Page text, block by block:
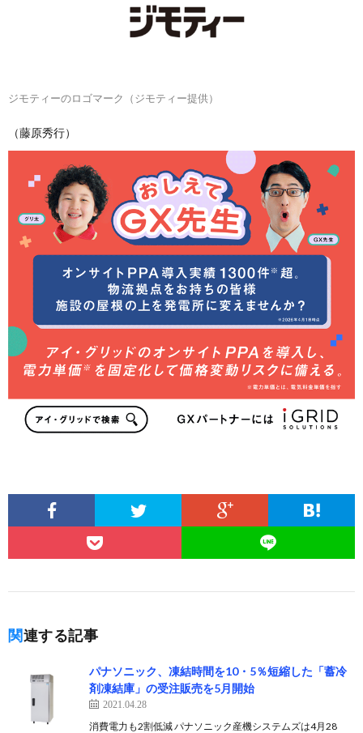
ジモティーのロゴマーク（ジモティー提供）
（藤原秀行）
関連する記事
パナソニック、凍結時間を10・5％短縮した「蓄冷
剤凍結庫」の受注販売を5月開始
2021.04.28
消費電力も2割低減 パナソニック産機システムズは4月28